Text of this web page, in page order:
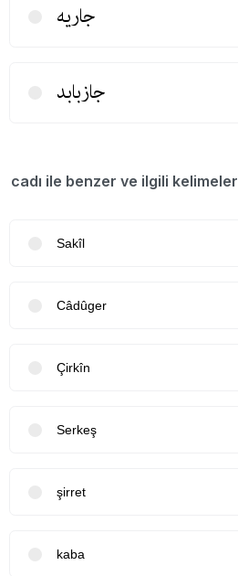
جاریه
جازبابد
cadı ile benzer ve ilgili kelimeler
Sakîl
Câdûger
Çirkîn
Serkeş
şirret
kaba